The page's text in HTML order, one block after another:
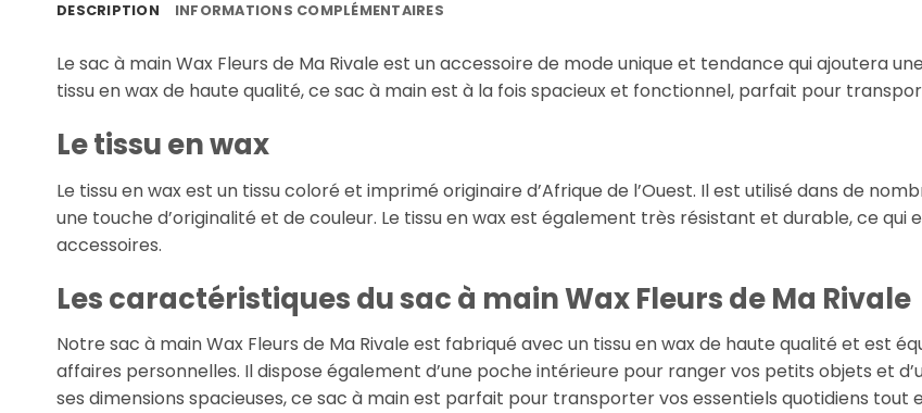
DESCRIPTION INFORMATIONS COMPLÉMENTAIRES
Le sac à main Wax Fleurs de Ma Rivale est un accessoire de mode unique et tendance qui ajoutera
tissu en wax de haute qualité, ce sac à main est à la fois spacieux et fonctionnel, parfait pour
Le tissu en wax
Le tissu en wax est un tissu coloré et imprimé originaire d’Afrique de l’Ouest. Il est utilisé dans de
une touche d’originalité et de couleur. Le tissu en wax est également très résistant et durable, ce qui
accessoires.
Les caractéristiques du sac à main Wax Fleurs de Ma Rivale
Notre sac à main Wax Fleurs de Ma Rivale est fabriqué avec un tissu en wax de haute qualité et est
affaires personnelles. Il dispose également d’une poche intérieure pour ranger vos petits objets et
ses dimensions spacieuses, ce sac à main est parfait pour transporter vos essentiels quotidiens